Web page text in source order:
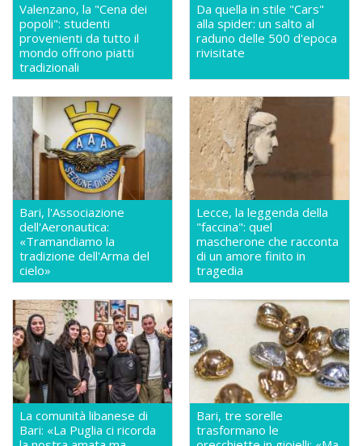
Valenzano, la "Cena dei
popoli": studenti
provenienti da tutto il
mondo offrono piatti
tradizionali
Da quella in stile "Cars"
alla spider: un salto al
raduno delle 500 d'epoca
rivisitate
Bari, l'Associazione
dell'Aeronautica:
«Tramandiamo la
tradizione dell'Arma del
cielo»
Lecce, la leggenda della
"faccina": quel
mascherone che racconta
di un amore finito in
tragedia
La comunità libanese di
Bari: «La Puglia ci ricorda
Bari, tre sorelle
trasformano le